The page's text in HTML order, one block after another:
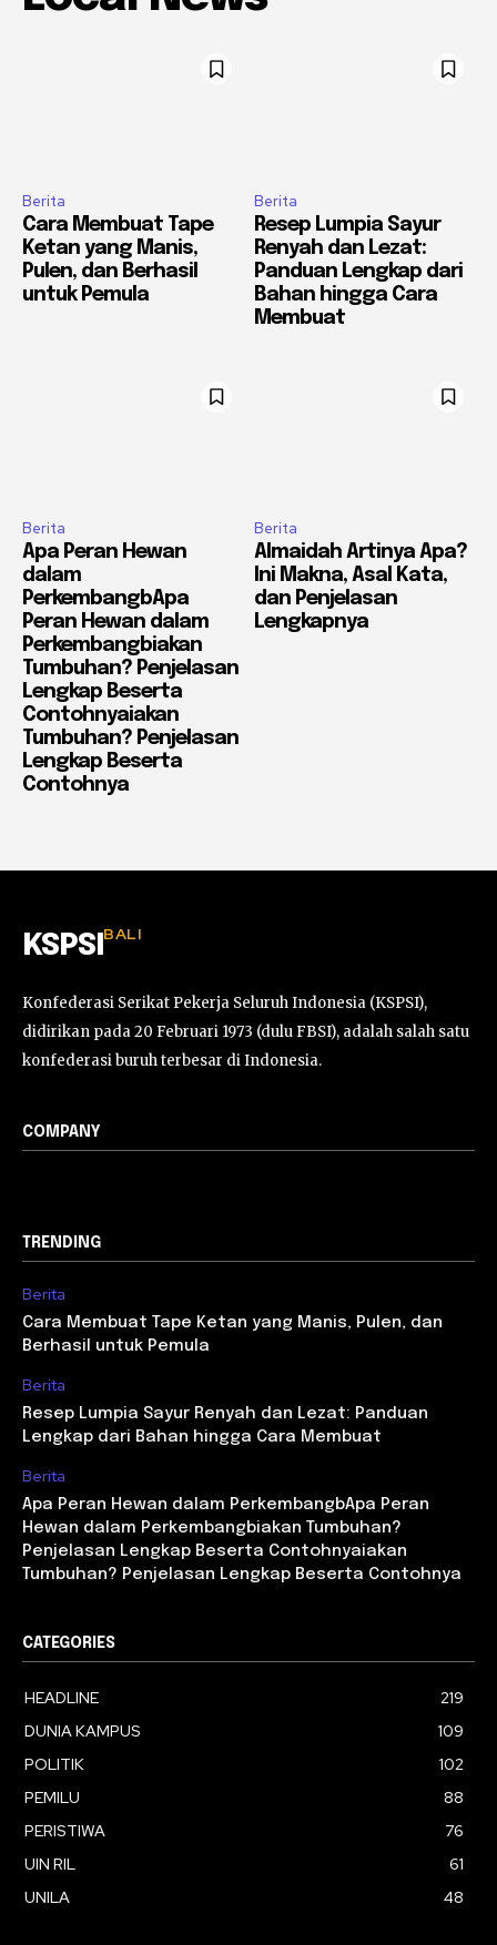
Berita
Cara Membuat Tape
Ketan yang Manis,
Pulen, dan Berhasil
untuk Pemula
Berita
Resep Lumpia Sayur
Renyah dan Lezat:
Panduan Lengkap dari
Bahan hingga Cara
Membuat
Berita
Apa Peran Hewan
dalam
PerkembangbApa
Peran Hewan dalam
Perkembangbiakan
Tumbuhan? Penjelasan
Lengkap Beserta
Contohnyaiakan
Tumbuhan? Penjelasan
Lengkap Beserta
Contohnya
Berita
Almaidah Artinya Apa?
Ini Makna, Asal Kata,
dan Penjelasan
Lengkapnya
KSPSI BALI
Konfederasi Serikat Pekerja Seluruh Indonesia (KSPSI),
didirikan pada 20 Februari 1973 (dulu FBSI), adalah salah satu
konfederasi buruh terbesar di Indonesia.
COMPANY
TRENDING
Berita
Cara Membuat Tape Ketan yang Manis, Pulen, dan
Berhasil untuk Pemula
Berita
Resep Lumpia Sayur Renyah dan Lezat: Panduan
Lengkap dari Bahan hingga Cara Membuat
Berita
Apa Peran Hewan dalam PerkembangbApa Peran
Hewan dalam Perkembangbiakan Tumbuhan?
Penjelasan Lengkap Beserta Contohnyaiakan
Tumbuhan? Penjelasan Lengkap Beserta Contohnya
CATEGORIES
HEADLINE
219
DUNIA KAMPUS
109
POLITIK
102
PEMILU
88
PERISTIWA
76
UIN RIL
61
UNILA
48